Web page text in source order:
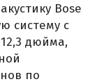
Bose
систему с
дюйма,
по